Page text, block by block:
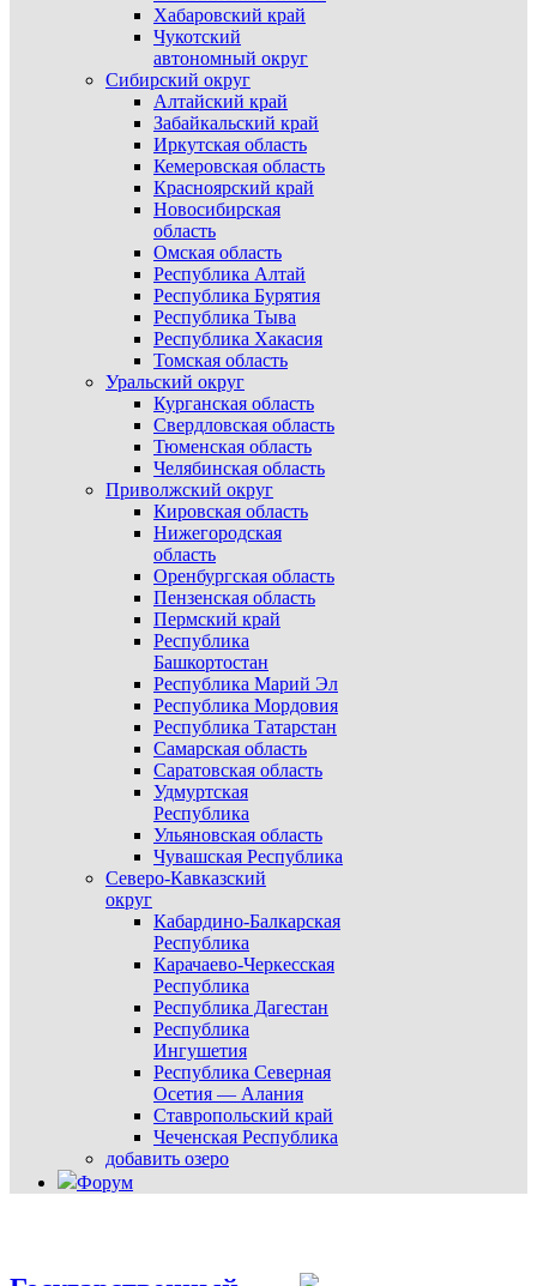
Хабаровский край
Чукотский
автономный округ
Сибирский округ
Алтайский край
Забайкальский край
Иркутская область
Кемеровская область
Красноярский край
Новосибирская
область
Омская область
Республика Алтай
Республика Бурятия
Республика Тыва
Республика Хакасия
Томская область
Уральский округ
Курганская область
Свердловская область
Тюменская область
Челябинская область
Приволжский округ
Кировская область
Нижегородская
область
Оренбургская область
Пензенская область
Пермский край
Республика
Башкортостан
Республика Марий Эл
Республика Мордовия
Республика Татарстан
Самарская область
Саратовская область
Удмуртская
Республика
Ульяновская область
Чувашская Республика
Северо-Кавказский
округ
Кабардино-Балкарская
Республика
Карачаево-Черкесская
Республика
Республика Дагестан
Республика
Ингушетия
Республика Северная
Осетия — Алания
Ставропольский край
Чеченская Республика
добавить озеро
Форум